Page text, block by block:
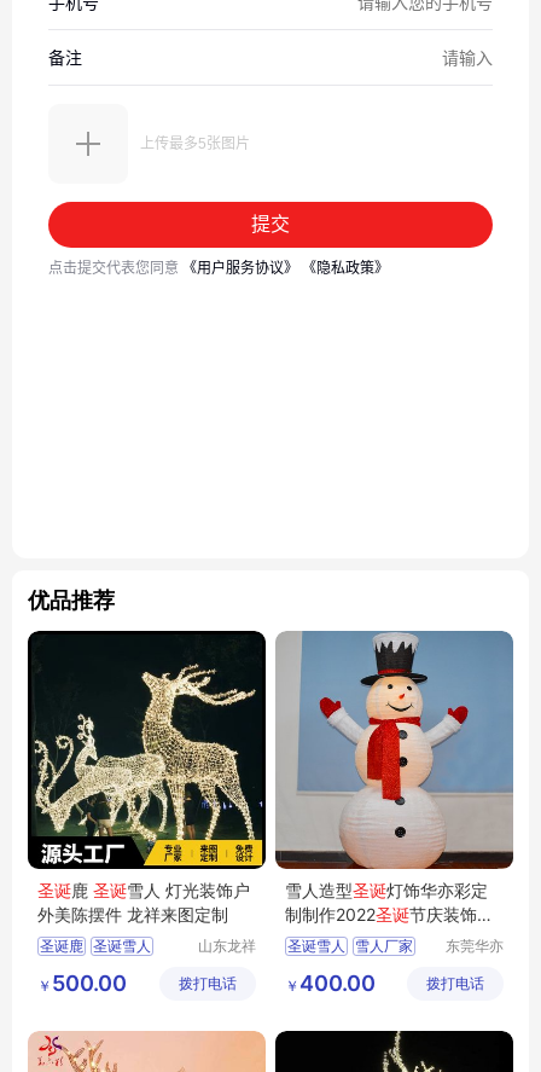
优品推荐
圣诞鹿 圣诞雪人 灯光装饰户
外美陈摆件 龙祥来图定制
圣诞鹿 圣诞雪人
山东龙祥
有限公司
￥ 500.00 拨打电话
雪人造型圣诞灯饰华亦彩定
制制作2022圣诞节庆装饰品
折叠老人
圣诞雪人
雪人厂家
折叠雪人
东莞华亦
艺有限公
￥ 400.00 拨打电话